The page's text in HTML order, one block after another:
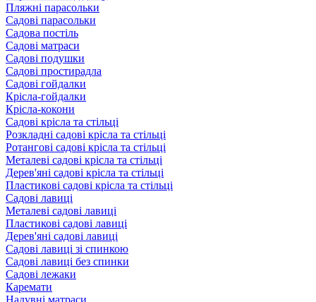
Пляжні парасольки
Садові парасольки
Садова постіль
Садові матраси
Садові подушки
Садові простирадла
Садові гойдалки
Крісла-гойдалки
Крісла-кокони
Садові крісла та стільці
Розкладні садові крісла та стільці
Ротангові садові крісла та стільці
Металеві садові крісла та стільці
Дерев'яні садові крісла та стільці
Пластикові садові крісла та стільці
Садові лавиці
Металеві садові лавиці
Пластикові садові лавиці
Дерев'яні садові лавиці
Садові лавиці зі спинкою
Садові лавиці без спинки
Садові лежаки
Каремати
Надувні матраси